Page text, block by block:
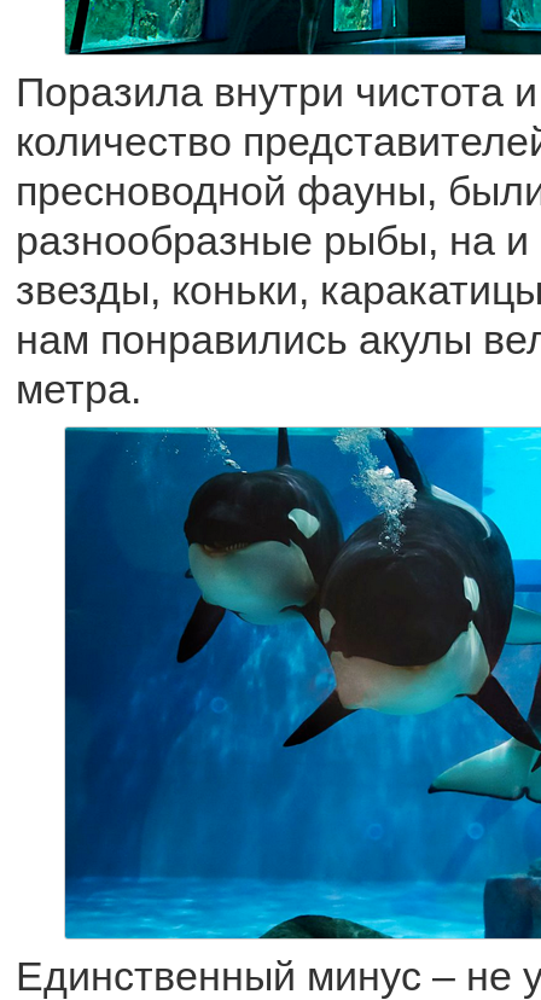
Поразила внутри чистота
количество
пресноводной фауны,
разнообразные рыбы, на и
звезды, коньки,
нам понравились акулы
метра.
Единственный минус – не